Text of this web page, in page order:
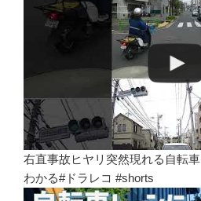
右直事故ヒヤリ突然現れる自転車
わかる#ドラレコ #shorts